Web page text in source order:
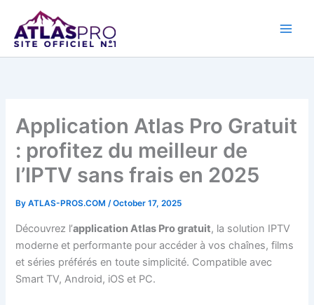
content
Application Atlas Pro Gratuit
: profitez du meilleur de
l’IPTV sans frais en 2025
ByATLAS-PROS.COM/October 17, 2025
Découvrez l’application Atlas Pro gratuit, la solution IPTV
moderne et performante pour accéder à vos chaînes, films
et séries préférés en toute simplicité. Compatible avec
Smart TV, Android, iOS et PC.